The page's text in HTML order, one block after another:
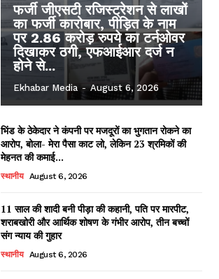
फर्जी जीएसटी रजिस्ट्रेशन से लाखों
का फर्जी कारोबार, पीड़ित के नाम
पर 2.86 करोड़ रुपये का टर्नओवर
दिखाकर ठगी, एफआईआर दर्ज न
होने से...
Ekhabar Media - August 6, 2026
भिंड के ठेकेदार ने कंपनी पर मजदूरों का भुगतान रोकने का
आरोप, बोला- मेरा पैसा काट लो, लेकिन 23 श्रमिकों की
मेहनत की कमाई...
स्थानीय August 6, 2026
11 साल की शादी बनी पीड़ा की कहानी, पति पर मारपीट,
शराबखोरी और आर्थिक शोषण के गंभीर आरोप, तीन बच्चों
संग न्याय की गुहार
स्थानीय August 6, 2026